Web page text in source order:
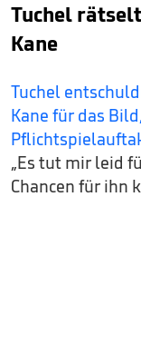
Tuchel
Kane
Tuchel
Kane für das
„Es tut mir leid
Chancen für ihn